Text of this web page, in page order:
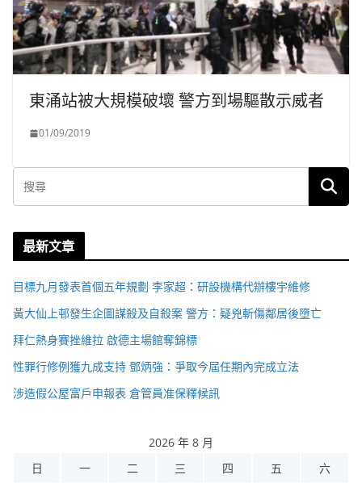
東涌站被大規模破壞 警方到場驅散示威者
01/09/2019
最新文章
目標九月發表首個五年規劃 李家超：研設機構代辦樓宇維修
黃大仙上邨發生企圖謀殺及自殺案 警方：疑兇斬傷鄰居後墮亡
拜仁熱身賽挫維拉 啟德主場館奪錦標
性罪行修例獲九成支持 鄧炳強：爭取今屆任期內完成立法
涉造假公屋富戶申報表 倉管員准保釋候訊
2026 年 8 月
日
一 二 三 四 五 六